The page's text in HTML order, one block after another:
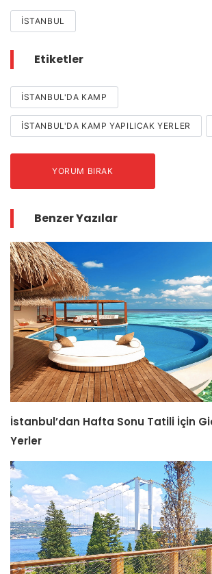
İSTANBUL
Etiketler
ISTANBUL'DA KAMP
ISTANBUL'DA KAMP YAPILICAK YERLER
YORUM BIRAK
Benzer Yazılar
İstanbul’dan Hafta Sonu Tatili İçin
Yerler